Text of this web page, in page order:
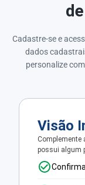
Cadastre-se e
dados
personalize
Visão
Complemente
possui algum